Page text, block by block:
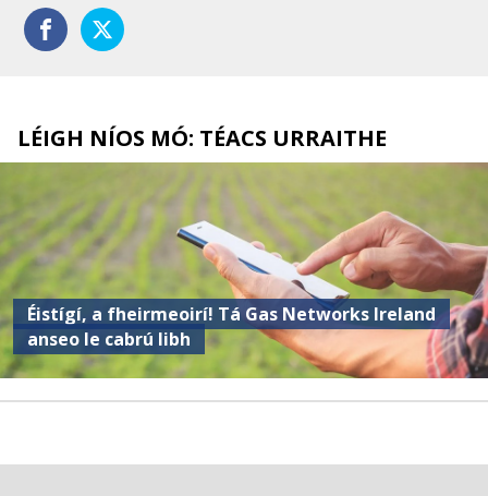
LÉIGH NÍOS MÓ: TÉACS URRAITHE
Éistígí, a fheirmeoirí! Tá Gas Networks Ireland
anseo le cabrú libh